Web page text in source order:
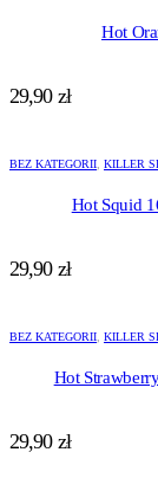
Hot
29,90 zł
BEZ KATEGORII, KILLER
Hot Squid
29,90 zł
BEZ KATEGORII, KILLER
Hot
29,90 zł